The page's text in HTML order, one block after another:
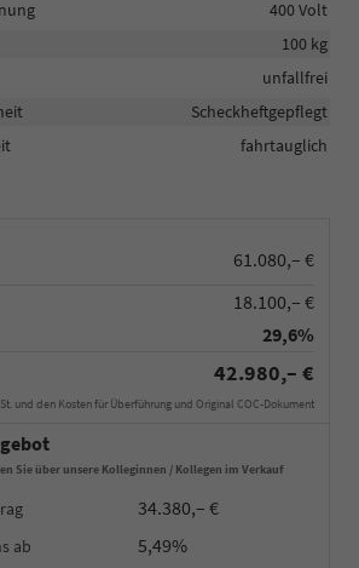
61.080,– €
18.100,– €
29,6%
42.980,– €
und den Kosten für Überführung und Original COC-Dokument
Sie über unsere Kolleginnen / Kollegen im Verkauf
34.380,– €
5,49%
400 Volt
100 kg
unfallfrei
Scheckheftgepflegt
fahrtauglich